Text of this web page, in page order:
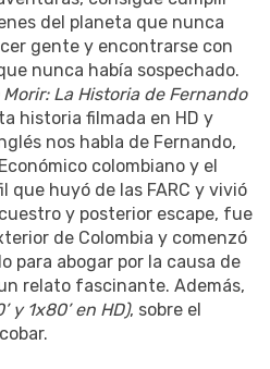
del planeta que nunca
gente y encontrarse con
nunca había sospechado.
Morir: La Historia de Fernando
historia filmada en HD y
nos habla de Fernando,
colombiano y el
que huyó de las FARC y vivió
y posterior escape, fue
de Colombia y comenzó
para abogar por la causa de
relato fascinante. Además,
y 1x80’ en HD), sobre el